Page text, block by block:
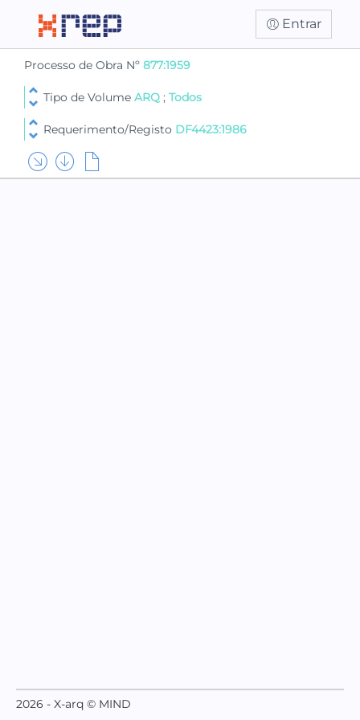
Entrar
Processo de Obra Nº 877:1959
Tipo de Volume ARQ ; Todos
Requerimento/Registo DF4423:1986
2026 - X-arq © MIND